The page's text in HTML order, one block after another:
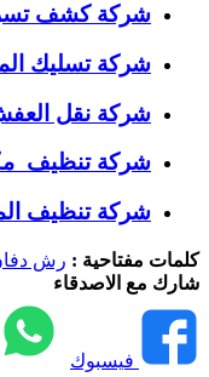
شركة كشف
شركة تسليك
شركة نقل
شركة تنظيف
شركة تنظيف
كلمات مفتاحية : رش
شارك مع الاصدقاء
فيسبوك